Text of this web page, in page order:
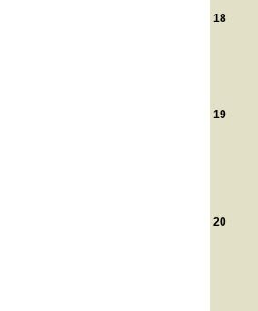
18
19
20